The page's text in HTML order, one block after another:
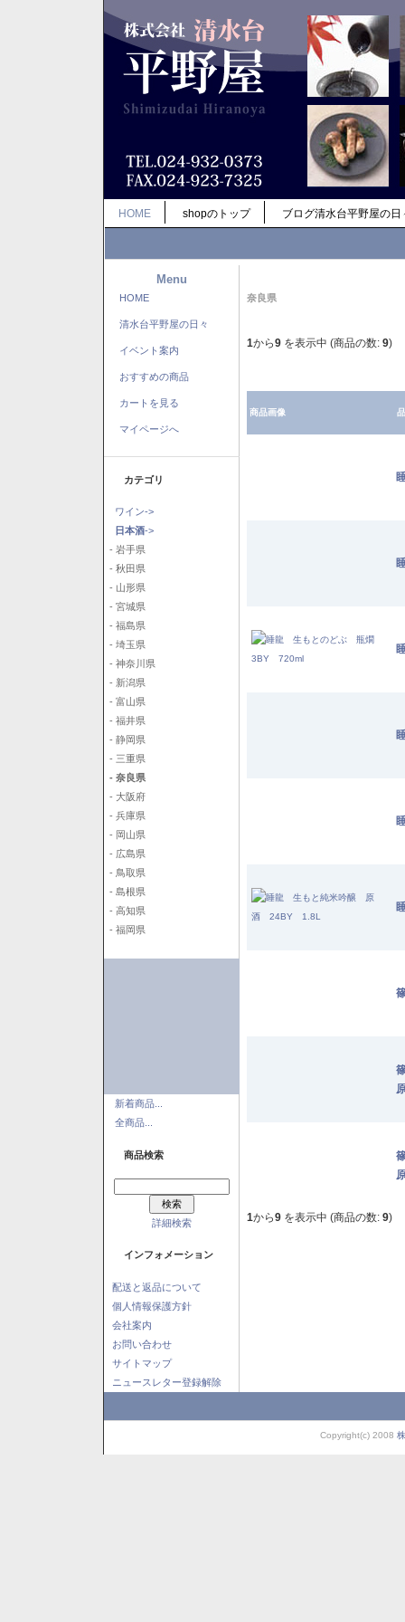
HOME shopのトップ ブログ清水台平野屋の日
Menu
HOME
清水台平野屋の日々
イベント案内
おすすめの商品
カートを見る
マイページへ
カテゴリ
ワイン->
日本酒->
- 岩手県
- 秋田県
- 山形県
- 宮城県
- 福島県
- 埼玉県
- 神奈川県
- 新潟県
- 富山県
- 福井県
- 静岡県
- 三重県
- 奈良県
- 大阪府
- 兵庫県
- 岡山県
- 広島県
- 鳥取県
- 島根県
- 高知県
- 福岡県
新着商品...
全商品...
商品検索
詳細検索
インフォメーション
配送と返品について
個人情報保護方針
会社案内
お問い合わせ
サイトマップ
ニュースレター登録解除
奈良県
1から9 を表示中 (商品の数: 9)
商品画像
1から9 を表示中 (商品の数: 9)
Copyright(c) 2008